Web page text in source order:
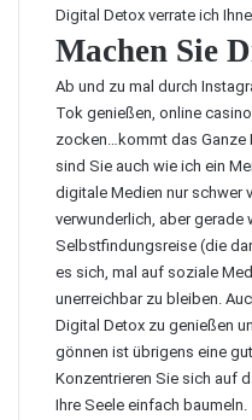
Digital Detox verrate ich
Machen Sie
Ab und zu mal durch
Tok genießen, online
zocken…kommt das Ganze
sind Sie auch wie ich ein
digitale Medien nur schwer
verwunderlich, aber gerade
Selbstfindungsreise (die
es sich, mal auf soziale
unerreichbar zu bleiben.
Digital Detox zu genießen
gönnen ist übrigens eine
Konzentrieren Sie sich auf
Ihre Seele einfach baumeln.